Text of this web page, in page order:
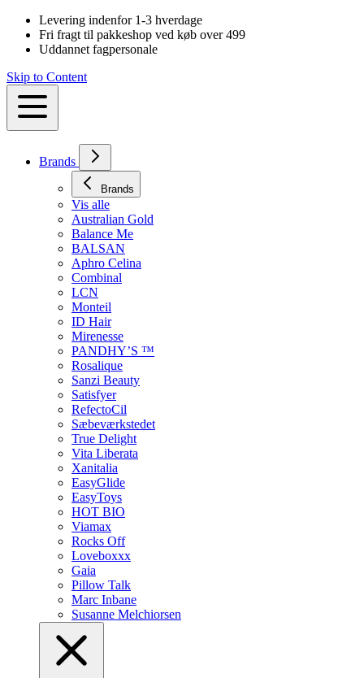
Levering indenfor 1-3 hverdage
Fri fragt til pakkeshop ved køb over 499
Uddannet fagpersonale
Skip to Content
Brands
Brands
Vis alle
Australian Gold
Balance Me
BALSAN
Aphro Celina
Combinal
LCN
Monteil
ID Hair
Mirenesse
PANDHY’S ™
Rosalique
Sanzi Beauty
Satisfyer
RefectoCil
Sæbeværkstedet
True Delight
Vita Liberata
Xanitalia
EasyGlide
EasyToys
HOT BIO
Viamax
Rocks Off
Loveboxxx
Gaia
Pillow Talk
Marc Inbane
Susanne Melchiorsen